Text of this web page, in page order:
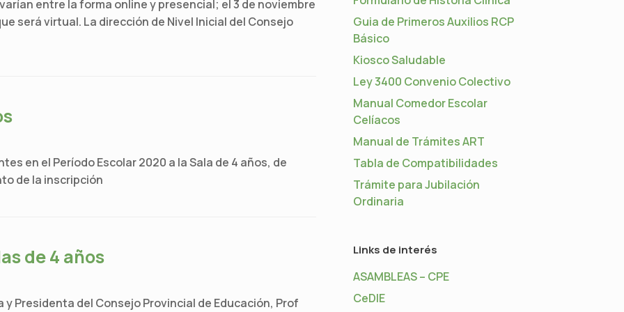
entre la forma online y presencial; el 3 de noviembre
será virtual. La dirección de Nivel Inicial del Consejo
en el Período Escolar 2020 a la Sala de 4 años, de
de la inscripción
de 4 años
y Presidenta del Consejo Provincial de Educación, Prof
Guia de Primeros Auxilios RCP
Básico
Kiosco Saludable
Ley 3400 Convenio Colectivo
Manual Comedor Escolar
Celíacos
Manual de Trámites ART
Tabla de Compatibilidades
Trámite para Jubilación
Ordinaria
Links de interés
ASAMBLEAS – CPE
CeDIE